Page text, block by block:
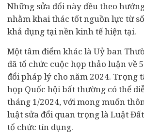
Những sửa đổi này đều theo
nhằm khai thác tốt nguồn lực từ
khả dụng tại nền kinh tế hiện tại.
Một tâm điểm khác là Uỷ ban
đã tổ chức cuộc họp thảo luận về
đổi pháp lý cho năm 2024. Trọng
họp Quốc hội bất thường có thể
tháng 1/2024, với mong muốn
luật sửa đổi quan trọng là Luật
tổ chức tín dụng.